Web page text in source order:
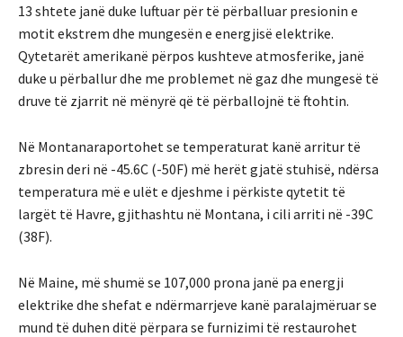
13 shtete janë duke luftuar për të përballuar presionin e
motit ekstrem dhe mungesën e energjisë elektrike.
Qytetarët amerikanë përpos kushteve atmosferike, janë
duke u përballur dhe me problemet në gaz dhe mungesë të
druve të zjarrit në mënyrë që të përballojnë të ftohtin.
Në Montanaraportohet se temperaturat kanë arritur të
zbresin deri në -45.6C (-50F) më herët gjatë stuhisë, ndërsa
temperatura më e ulët e djeshme i përkiste qytetit të
largët të Havre, gjithashtu në Montana, i cili arriti në -39C
(38F).
Në Maine, më shumë se 107,000 prona janë pa energji
elektrike dhe shefat e ndërmarrjeve kanë paralajmëruar se
mund të duhen ditë përpara se furnizimi të restaurohet